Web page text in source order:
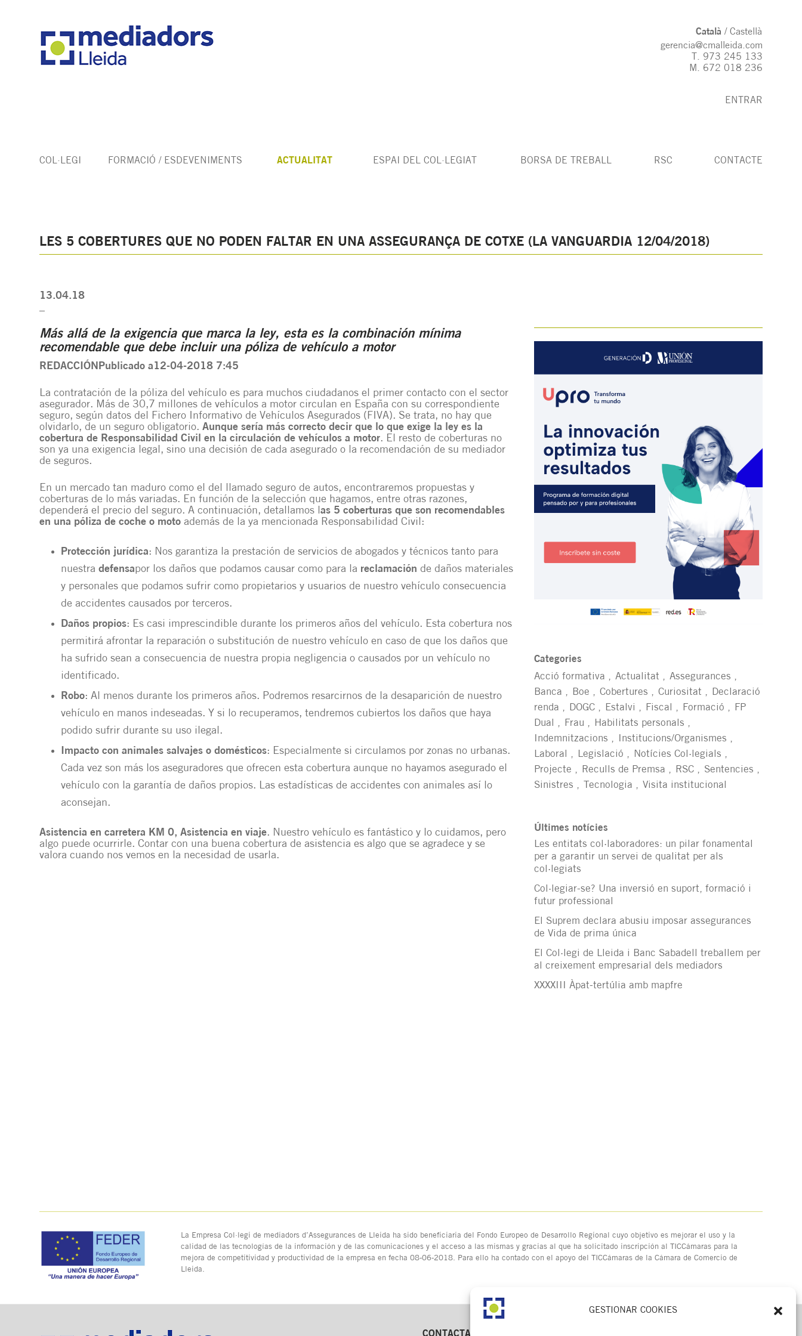
GESTIONAR COOKIES
Català
Castellà
gerencia@cmalleida.com
T. 973 245 133
M. 672 018 236
ENTRAR
COL·LEGI FORMACIÓ / ESDEVENIMENTS ACTUALITAT ESPAI DEL COL·LEGIAT BORSA DE TREBALL RSC CONTACTE
LES 5 COBERTURES QUE NO PODEN FALTAR EN UNA ASSEGURANÇA DE COTXE (LA VANGUARDIA 12/04/2018)
13.04.18
Más allá de la exigencia que marca la ley, esta es la combinación mínima
recomendable que debe incluir una póliza de vehículo a motor
REDACCIÓNPublicado a12-04-2018 7:45
La contratación de la póliza del vehículo es para muchos ciudadanos el primer contacto con el sector
asegurador. Más de 30,7 millones de vehículos a motor circulan en España con su correspondiente
seguro, según datos del Fichero Informativo de Vehículos Asegurados (FIVA). Se trata, no hay que
olvidarlo, de un seguro obligatorio. Aunque sería más correcto decir que lo que exige la ley es la
cobertura de Responsabilidad Civil en la circulación de vehículos a motor. El resto de coberturas no
son ya una exigencia legal, sino una decisión de cada asegurado o la recomendación de su mediador
de seguros.
En un mercado tan maduro como el del llamado seguro de autos, encontraremos propuestas y
coberturas de lo más variadas. En función de la selección que hagamos, entre otras razones,
dependerá el precio del seguro. A continuación, detallamos las 5 coberturas que son recomendables
en una póliza de coche o moto además de la ya mencionada Responsabilidad Civil:
Protección jurídica: Nos garantiza la prestación de servicios de abogados y técnicos tanto para
nuestra defensapor los daños que podamos causar como para la reclamación de daños materiales
y personales que podamos sufrir como propietarios y usuarios de nuestro vehículo consecuencia
de accidentes causados por terceros.
Daños propios: Es casi imprescindible durante los primeros años del vehículo. Esta cobertura nos
permitirá afrontar la reparación o substitución de nuestro vehículo en caso de que los daños que
ha sufrido sean a consecuencia de nuestra propia negligencia o causados por un vehículo no
identificado.
Robo: Al menos durante los primeros años. Podremos resarcirnos de la desaparición de nuestro
vehículo en manos indeseadas. Y si lo recuperamos, tendremos cubiertos los daños que haya
podido sufrir durante su uso ilegal.
Impacto con animales salvajes o domésticos: Especialmente si circulamos por zonas no urbanas.
Cada vez son más los aseguradores que ofrecen esta cobertura aunque no hayamos asegurado el
vehículo con la garantía de daños propios. Las estadísticas de accidentes con animales así lo
aconsejan.
Asistencia en carretera KM 0, Asistencia en viaje. Nuestro vehículo es fantástico y lo cuidamos, pero
algo puede ocurrirle. Contar con una buena cobertura de asistencia es algo que se agradece y se
valora cuando nos vemos en la necesidad de usarla.
Categories
Acció formativa
Actualitat
Assegurances
Banca
Boe Cobertures Curiositat
Declaració
renda
DOGC Estalvi Fiscal Formació
FP
Dual
Frau
Habilitats personals
Indemnitzacions
Institucions/Organismes
Laboral
Legislació
Notícies Col·legials
Projecte
Reculls de Premsa RSC
Sentencies
Sinistres
Tecnologia Visita institucional
Últimes notícies
Les entitats col·laboradores: un pilar fonamental
per a garantir un servei de qualitat per als
col·legiats
Col·legiar-se? Una inversió en suport, formació i
futur professional
El Suprem declara abusiu imposar assegurances
de Vida de prima única
El Col·legi de Lleida i Banc Sabadell treballem per
al creixement empresarial dels mediadors
XXXXIII Àpat-tertúlia amb mapfre
La Empresa Col·legi de mediadors d’Assegurances de Lleida ha sido beneficiaria del Fondo Europeo de Desarrollo Regional cuyo objetivo es mejorar el uso y la
calidad de las tecnologías de la información y de las comunicaciones y el acceso a las mismas y gracias al que ha solicitado inscripción al TICCámaras para la
mejora de competitividad y productividad de la empresa en fecha 08-06-2018. Para ello ha contado con el apoyo del TICCámaras de la Cámara de Comercio de
Lleida.